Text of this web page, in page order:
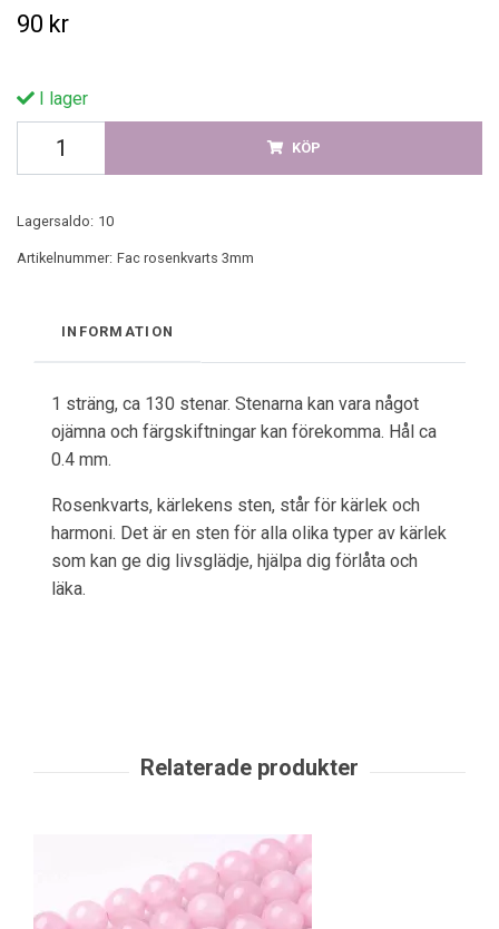
90 kr
I lager
KÖP
Lagersaldo: 10
Artikelnummer: Fac rosenkvarts 3mm
INFORMATION
1 sträng, ca 130 stenar. Stenarna kan vara något
ojämna och färgskiftningar kan förekomma. Hål ca
0.4 mm.
Rosenkvarts, kärlekens sten, står för kärlek och
harmoni. Det är en sten för alla olika typer av kärlek
som kan ge dig livsglädje, hjälpa dig förlåta och
läka.